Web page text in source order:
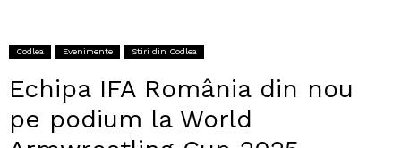
Codlea Evenimente Stiri din Codlea
Echipa IFA România din nou
pe podium la World